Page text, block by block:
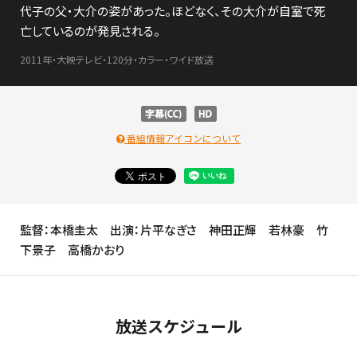
代子の父・大介の姿があった。ほどなく、その大介が自室で死
亡しているのが発見される。
2011年・大映テレビ・120分・カラー・ワイド放送
番組情報アイコンについて
監督：本橋圭太 出演：片平なぎさ 神田正輝 若林豪 竹
下景子 高橋かおり
放送スケジュール